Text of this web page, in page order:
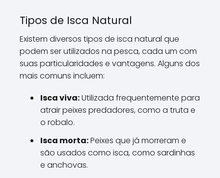
Tipos de Isca Natural
Existem diversos tipos de isca natural que
podem ser utilizados na pesca, cada um com
suas particularidades e vantagens. Alguns dos
mais comuns incluem:
Isca viva:Utilizada frequentemente para
atrair peixes predadores, como a truta e
o robalo.
Isca morta:Peixes que já morreram e
são usados como isca, como sardinhas
e anchovas.